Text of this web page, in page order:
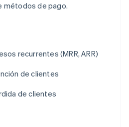
métodos de pago.
recurrentes (MRR, ARR)
de clientes
de clientes